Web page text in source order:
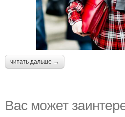
читать дальше →
Вас может